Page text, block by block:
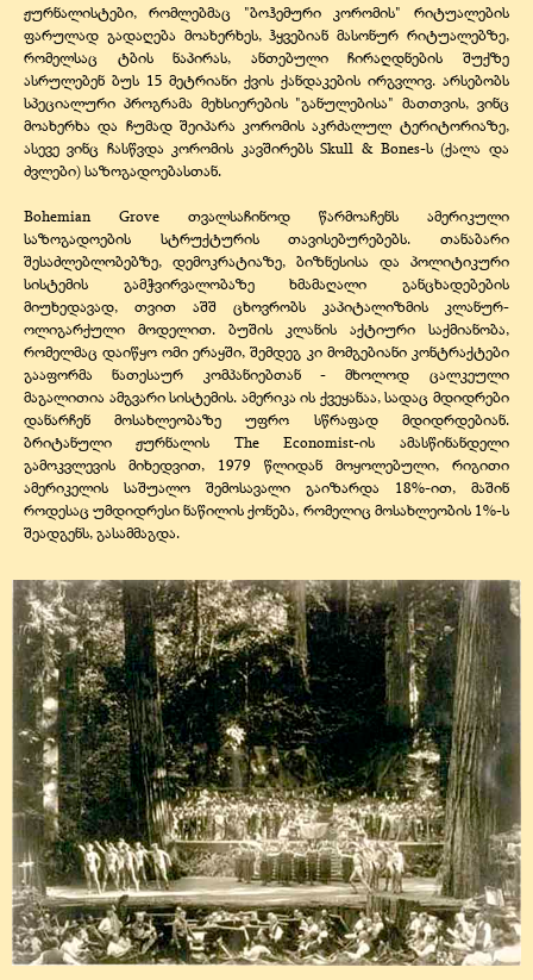
ჟურნალისტები, რომლებმაც "ბოჰემური კორომის" რიტუალების
ფარულად გადაღება მოახერხეს, ჰყვებიან მასონურ რიტუალებზე,
რომელსაც ტბის ნაპირას, ანთებული ჩირაღდნების შუქზე
ასრულებენ ბუს 15 მეტრიანი ქვის ქანდაკების ირგვლივ. არსებობს
სპეციალური პროგრამა მეხსიერების "განულებისა" მათთვის, ვინც
მოახერხა და ჩუმად შეიპარა კორომის აკრძალულ ტერიტორიაზე,
ასევე ვინც ჩასწვდა კორომის კავშირებს Skull & Bones-ს (ქალა და
ძვლები) საზოგადოებასთან.
Bohemian Grove თვალსაჩინოდ წარმოაჩენს ამერიკული
საზოგადოების სტრუქტურის თავისებურებებს. თანაბარი
შესაძლებლობებზე, დემოკრატიაზე, ბიზნესისა და პოლიტიკური
სისტემის გამჭვირვალობაზე ხმამაღალი განცხადებების
მიუხედავად, თვით აშშ ცხოვრობს კაპიტალიზმის კლანურ-
ოლიგარქული მოდელით. ბუშის კლანის აქტიური საქმიანობა,
რომელმაც დაიწყო ომი ერაყში, შემდეგ კი მომგებიანი კონტრაქტები
გააფორმა ნათესაურ კომპანიებთან - მხოლოდ ცალკეული
მაგალითია ამგვარი სისტემის. ამერიკა ის ქვეყანაა, სადაც მდიდრები
დანარჩენ მოსახლეობაზე უფრო სწრაფად მდიდრდებიან.
ბრიტანული ჟურნალის The Economist-ის ამასწინანდელი
გამოკვლევის მიხედვით, 1979 წლიდან მოყოლებული, რიგითი
ამერიკელის საშუალო შემოსავალი გაიზარდა 18%-ით, მაშინ
როდესაც უმდიდრესი ნაწილის ქონება, რომელიც მოსახლეობის 1%-ს
შეადგენს, გასამმაგდა.